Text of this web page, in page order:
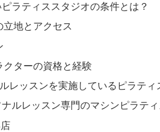
ラティススタジオの条件とは？
立地とアクセス
クターの資格と経験
レッスンを実施しているピラティ
ルレッスン専門のマシンピラテ